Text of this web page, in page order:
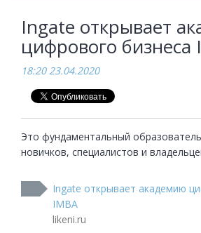
Ingate открывает
цифрового бизнеса
18:20 23.04.2020
Это фундаментальный
новичков, специалистов и
Ingate открывает академию
IMBA
likeni.ru